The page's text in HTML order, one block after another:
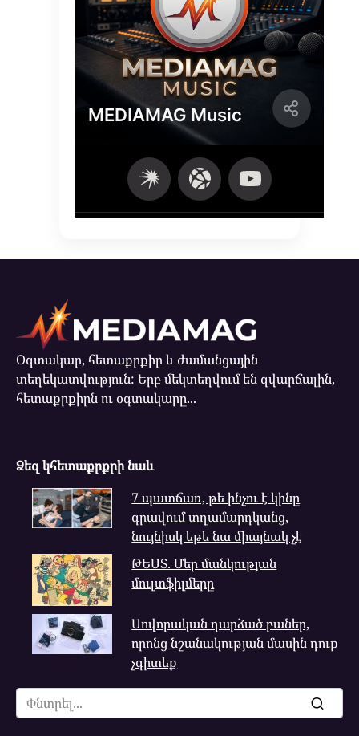
Օգտակար, հետաքրքիր և ժամանցային
տեղեկատվություն: Երբ մեկտեղվում են զվարճալին,
հետաքրքիրն ու օգտակարը...
Ձեզ կհետաքրքրի նաև
7 պատճառ, թե ինչու է կինը
գրավում տղամարդկանց,
նույնիսկ եթե նա միայնակ չէ
ԹԵՍՏ. Մեր մանկության
մուլտֆիլմերը
Սովորական դարձած բաներ,
որոնց նշանակության մասին դուք
չգիտեք
Search
for: